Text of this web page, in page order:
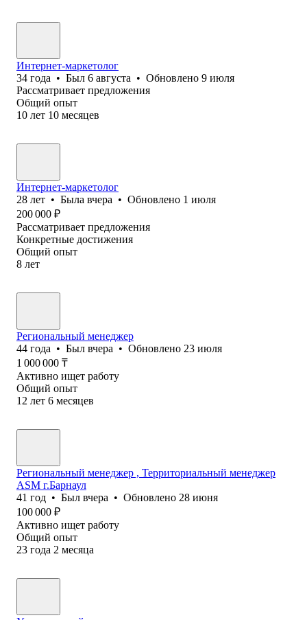
Интернет-маркетолог
34 года • Был 6 августа • Обновлено 9 июля
Рассматривает предложения
Общий опыт
10 лет 10 месяцев
Интернет-маркетолог
28 лет • Была вчера • Обновлено 1 июля
200 000 ₽
Рассматривает предложения
Конкретные достижения
Общий опыт
8 лет
Региональный менеджер
44 года • Был вчера • Обновлено 23 июля
1 000 000 ₸
Активно ищет работу
Общий опыт
12 лет 6 месяцев
Региональный менеджер , Территориальный менеджер
ASM г.Барнаул
41 год • Был вчера • Обновлено 28 июня
100 000 ₽
Активно ищет работу
Общий опыт
23 года 2 месяца